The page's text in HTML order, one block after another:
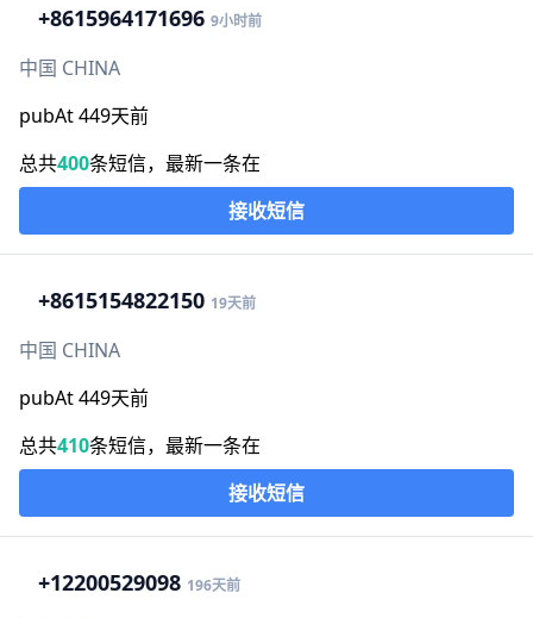
+8615964171696 9小时前
中国 CHINA
pubAt 449天前
总共400条短信，最新一条在
接收短信
+8615154822150 19天前
中国 CHINA
pubAt 449天前
总共410条短信，最新一条在
接收短信
+12200529098 196天前